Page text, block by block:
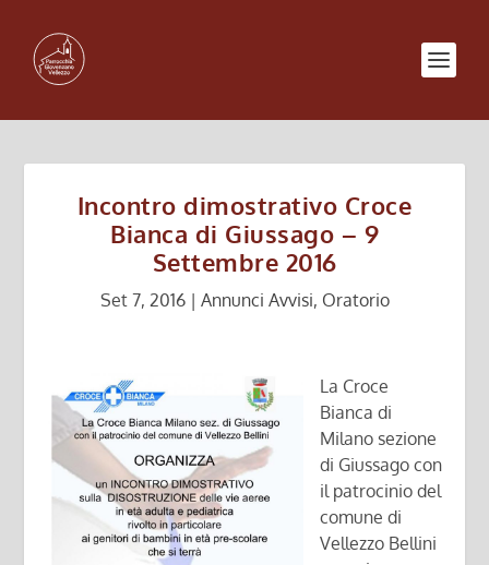
Incontro dimostrativo Croce
Bianca di Giussago – 9
Settembre 2016
Set 7, 2016| Annunci Avvisi, Oratorio
La Croce
Bianca di
Milano sezione
di Giussago con
il patrocinio del
comune di
Vellezzo Bellini